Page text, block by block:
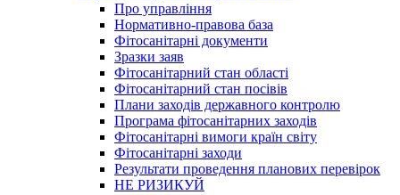
Про управління
Нормативно-правова база
Фітосанітарні документи
Зразки заяв
Фітосанітарний стан області
Фітосанітарний стан посівів
Плани заходів державного контролю
Програма фітосанітарних заходів
Фітосанітарні вимоги країн світу
Фітосанітарні заходи
Результати проведення планових перевірок
НЕ РИЗИКУЙ